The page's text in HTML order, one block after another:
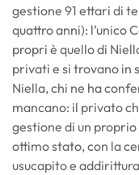
gestione 91 ettari di
quattro anni): l’unico
propri è quello di
privati e si trovano in
Niella, chi ne ha
mancano: il privato
gestione di un
ottimo stato, con la
usucapito e